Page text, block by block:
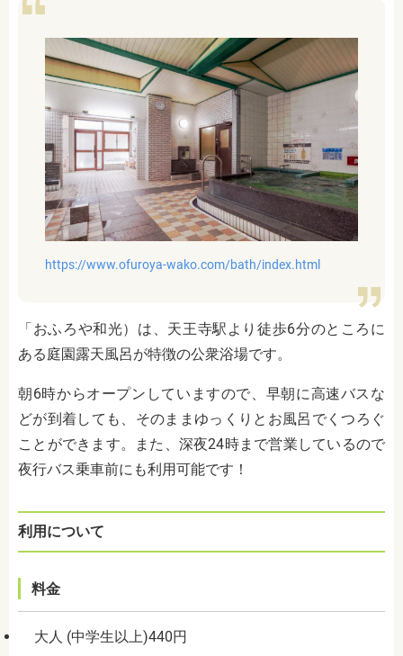
https://www.ofuroya-wako.com/bath/index.html
「おふろや和光）は、天王寺駅より徒歩6分のところに
ある庭園露天風呂が特徴の公衆浴場です。
朝6時からオープンしていますので、早朝に高速バスな
どが到着しても、そのままゆっくりとお風呂でくつろぐ
ことができます。また、深夜24時まで営業しているので
夜行バス乗車前にも利用可能です！
利用について
料金
大人 (中学生以上)440円